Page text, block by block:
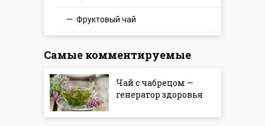
Фруктовый чай
Самые комментируемые
Чай с чабрецом —
генератор здоровья